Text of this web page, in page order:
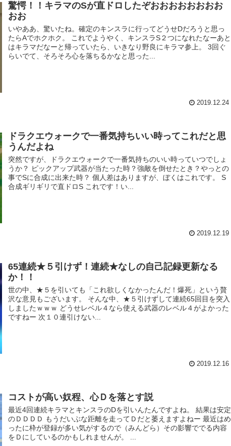
驚愕！！キラマのSが直ドロしたぞおおおおおおおお
おお
いやああ、驚いたね。確定のキンスラに行ってどうせDだろうと思っ
たらAでホクホク。 これでようやく、キンスラS２つになれたなーあと
はキラマだなーと帰っていたら、いきなり野良にキラマ参上。 3回ぐ
らいでて、そろそろ心を落ちるかなと思った...
2019.12.24
ドラクエウォークで一番気持ちいい時ってこれだと思
うんだよね
突然ですが、ドラクエウォークで一番気持ちのいい時っていつでしょ
うか？ ピックアップ武器が当たった時？強敵を倒せたとき？やっとの
事でSに合成に出来た時？ 個人差はありますが、ぼくはこれです。 S
合成ギリギリで直ドロS これです！い...
2019.12.19
65連続★５引けず！連続★なしの自己記録更新なる
か！！
世の中、★５を引いても「これ欲しくなかったんだ！爆死」という贅
沢な意見もございます。 そんな中、★５引けずして連続65回目を突入
しましたｗｗｗ どうせレベル４なら使える武器のレベル４がよかった
ですねー 次１０連引けない...
2019.12.16
コストが高い奴程、心Ｄを落とす説
最近4回連続キラマとキンスラのDを引いんたんですよね。 結果は安定
のＤＤＤＤ もうだいぶな距離を走ってＤだと萎えますよねー 最近はめ
ったに枠が登録が多い気がするので（みんどら）その影響ででる内容
をＤにしているのかもしれませんが。 ...